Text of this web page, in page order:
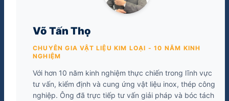
Võ Tấn Thọ
CHUYÊN GIA VẬT LIỆU KIM LOẠI - 10 NĂM KINH
NGHIỆM
Với hơn 10 năm kinh nghiệm thực chiến trong lĩnh vực
tư vấn, kiểm định và cung ứng vật liệu inox, thép công
nghiệp. Ông đã trực tiếp tư vấn giải pháp và bóc tách